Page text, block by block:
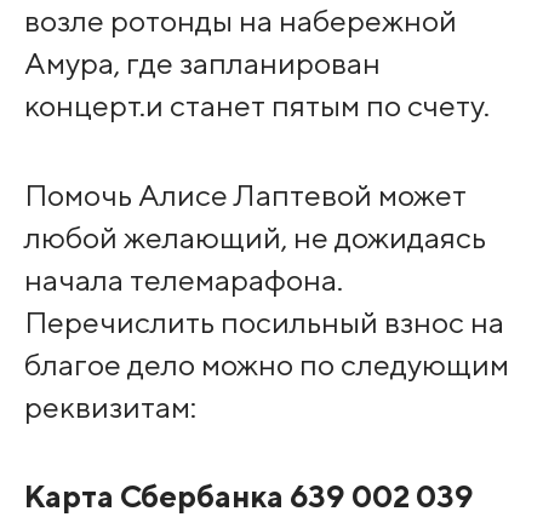
возле ротонды на набережной
Амура, где запланирован
концерт.и станет пятым по счету.
Помочь Алисе Лаптевой может
любой желающий, не дожидаясь
начала телемарафона.
Перечислить посильный взнос на
благое дело можно по следующим
реквизитам:
Карта Сбербанка 639 002 039